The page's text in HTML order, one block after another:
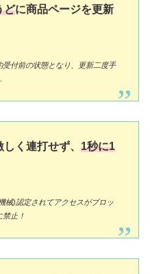
どに商品ページを更新
付前の状態となり、更新二度手
く連打せず、 1秒に1
械)認定されてアクセスがブロッ
止！